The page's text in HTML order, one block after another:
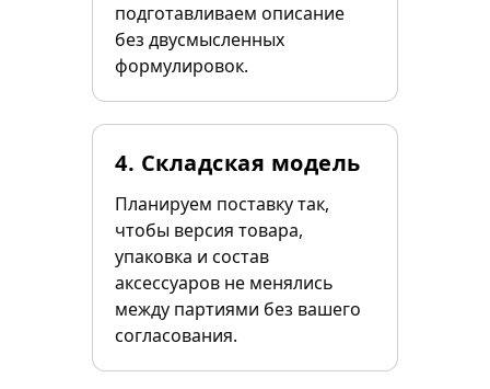
подготавливаем описание
без двусмысленных
формулировок.
4. Складская модель
Планируем поставку так,
чтобы версия товара,
упаковка и состав
аксессуаров не менялись
между партиями без вашего
согласования.